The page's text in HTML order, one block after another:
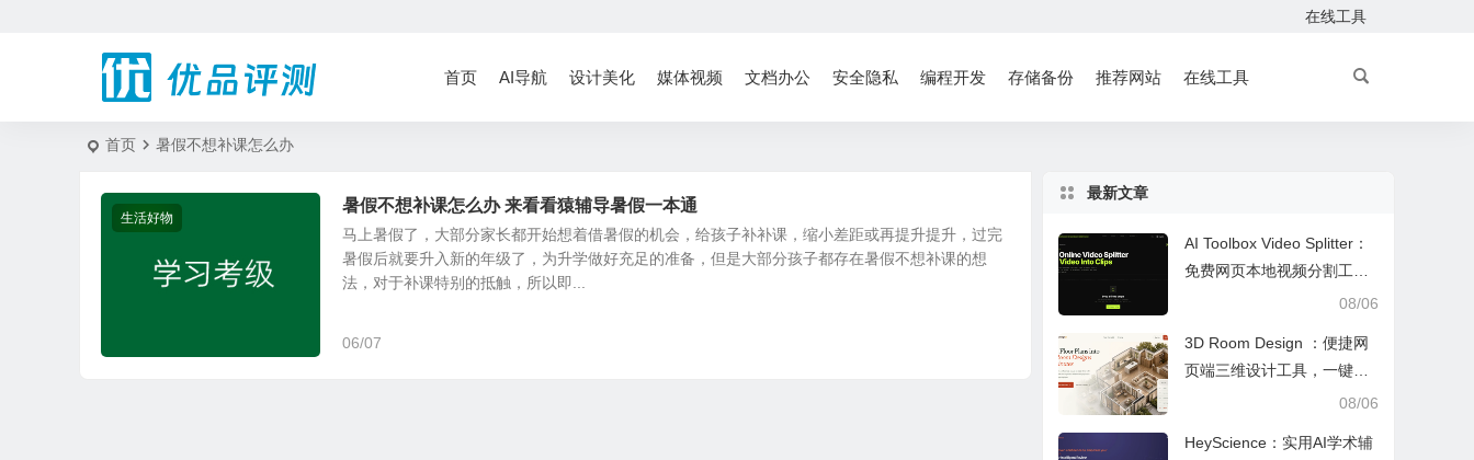
在线工具
首页 AI导航 设计美化 媒体视频 文档办公 安全隐私 编程开发 存储备份 推荐网站 在线工具
首页 暑假不想补课怎么办
生活好物
暑假不想补课怎么办 来看看猿辅导暑假一本通
马上暑假了，大部分家长都开始想着借暑假的机会，给孩子补补课，缩小差距或再提升提升，过完
暑假后就要升入新的年级了，为升学做好充足的准备，但是大部分孩子都存在暑假不想补课的想
法，对于补课特别的抵触，所以即...
06/07
最新文章
AI Toolbox Video Splitter：
免费网页本地视频分割工
具，多模式裁切高清视频且
08/06
3D Room Design ：便捷网
页端三维设计工具，一键户
型建模、实时改色布景助力
08/06
HeyScience：实用AI学术辅